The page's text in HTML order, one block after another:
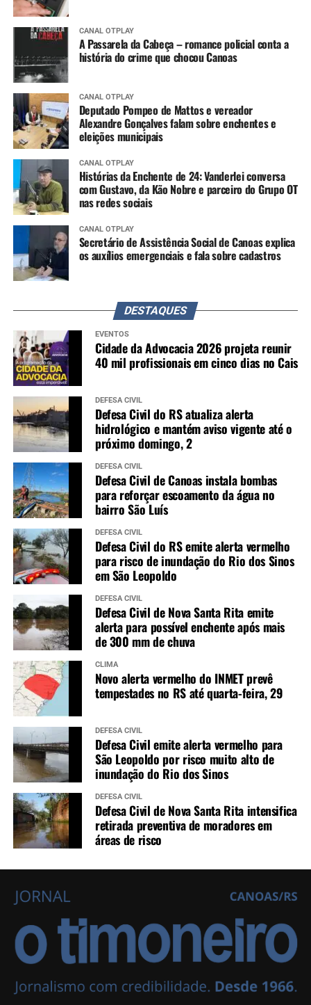
CANAL OTPLAY
A Passarela da Cabeça – romance policial conta a
história do crime que chocou Canoas
CANAL OTPLAY
Deputado Pompeo de Mattos e vereador
Alexandre Gonçalves falam sobre enchentes e
eleições municipais
CANAL OTPLAY
Histórias da Enchente de 24: Vanderlei conversa
com Gustavo, da Kão Nobre e parceiro do Grupo OT
nas redes sociais
CANAL OTPLAY
Secretário de Assistência Social de Canoas explica
os auxílios emergenciais e fala sobre cadastros
DESTAQUES
EVENTOS
Cidade da Advocacia 2026 projeta reunir
40 mil profissionais em cinco dias no Cais
DEFESA CIVIL
Defesa Civil do RS atualiza alerta
hidrológico e mantém aviso vigente até o
próximo domingo, 2
DEFESA CIVIL
Defesa Civil de Canoas instala bombas
para reforçar escoamento da água no
bairro São Luís
DEFESA CIVIL
Defesa Civil do RS emite alerta vermelho
para risco de inundação do Rio dos Sinos
em São Leopoldo
DEFESA CIVIL
Defesa Civil de Nova Santa Rita emite
alerta para possível enchente após mais
de 300 mm de chuva
CLIMA
Novo alerta vermelho do INMET prevê
tempestades no RS até quarta-feira, 29
DEFESA CIVIL
Defesa Civil emite alerta vermelho para
São Leopoldo por risco muito alto de
inundação do Rio dos Sinos
DEFESA CIVIL
Defesa Civil de Nova Santa Rita intensifica
retirada preventiva de moradores em
áreas de risco